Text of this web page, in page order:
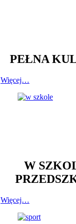
PEŁNA
Więcej…
W
Więcej…